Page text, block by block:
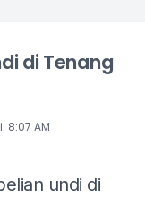
di Tenang
: 8:07 AM
undi di